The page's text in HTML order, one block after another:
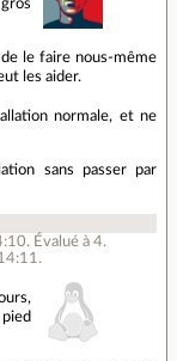
le faire nous-même
les aider.
normale, et ne
sans passer par
. Évalué à 4.